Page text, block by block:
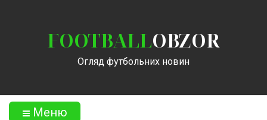
FOOTBALLOBZOR
Огляд футбольних новин
Меню